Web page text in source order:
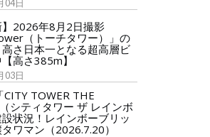
04日
】2026年8月2日撮影
（トーチタワー）」の
さ日本一となる超高層ビ
高さ385m】
03日
TOWER THE
シティタワー ザ レインボ
状況！レインボーブリッ
ワマン（2026.7.20）